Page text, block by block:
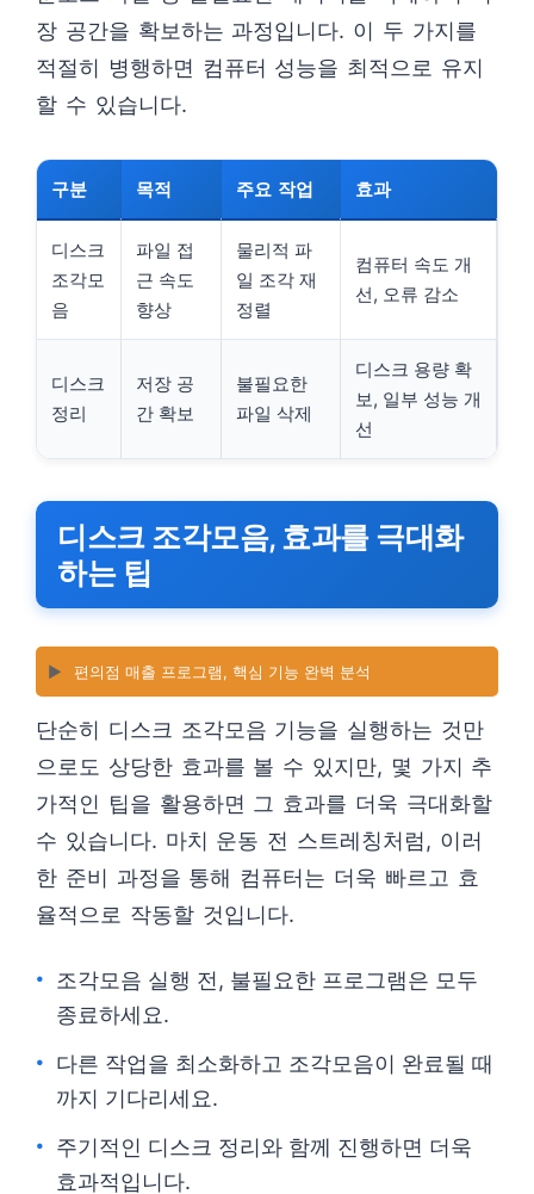
장 공간을 확보하는 과정입니다. 이 두 가지를
적절히 병행하면 컴퓨터 성능을 최적으로 유지
할 수 있습니다.
구분 목적 주요 작업 효과
디스크
조각모
음
파일 접
근 속도
향상
물리적 파
일 조각 재
정렬
컴퓨터 속도 개
선, 오류 감소
디스크
정리
저장 공
간 확보
불필요한
파일 삭제
디스크 용량 확
보, 일부 성능 개
선
디스크 조각모음, 효과를 극대화
하는 팁
▶️ 편의점 매출 프로그램, 핵심 기능 완벽 분석
단순히 디스크 조각모음 기능을 실행하는 것만
으로도 상당한 효과를 볼 수 있지만, 몇 가지 추
가적인 팁을 활용하면 그 효과를 더욱 극대화할
수 있습니다. 마치 운동 전 스트레칭처럼, 이러
한 준비 과정을 통해 컴퓨터는 더욱 빠르고 효
율적으로 작동할 것입니다.
조각모음 실행 전, 불필요한 프로그램은 모두
종료하세요.
다른 작업을 최소화하고 조각모음이 완료될 때
까지 기다리세요.
주기적인 디스크 정리와 함께 진행하면 더욱
효과적입니다.